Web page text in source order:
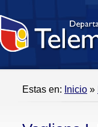
Estas en: Inicio »